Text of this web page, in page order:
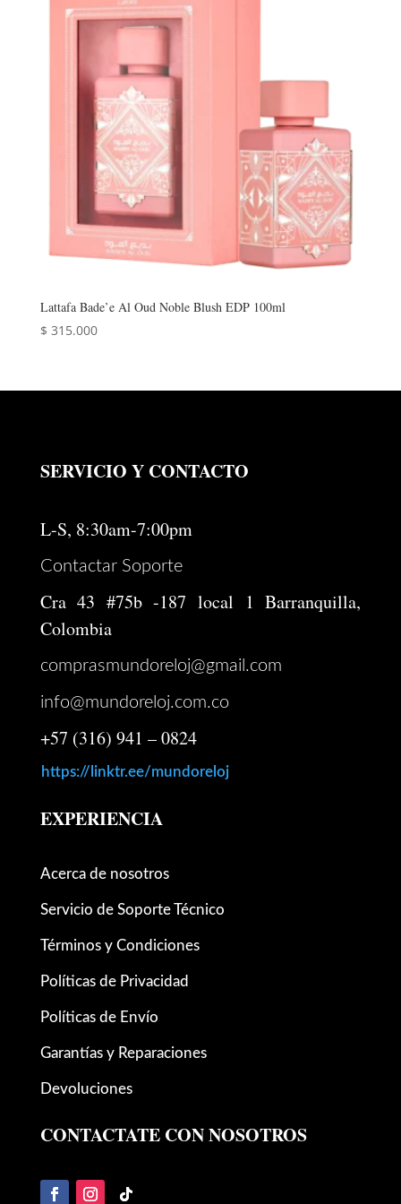
Lattafa Bade’e Al Oud Noble Blush EDP 100ml
$ 315.000
SERVICIO Y CONTACTO
L-S, 8:30am-7:00pm
Contactar Soporte
Cra 43 #75b -187 local 1 Barranquilla,
Colombia
comprasmundoreloj@gmail.com
info@mundoreloj.com.co
+57 (316) 941 – 0824
https://linktr.ee/mundoreloj
EXPERIENCIA
Acerca de nosotros
Servicio de Soporte Técnico
Términos y Condiciones
Políticas de Privacidad
Políticas de Envío
Garantías y Reparaciones
Devoluciones
CONTACTATE CON NOSOTROS